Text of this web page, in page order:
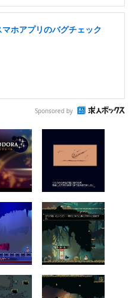
ホアプリのバグチェック
Sponsored by